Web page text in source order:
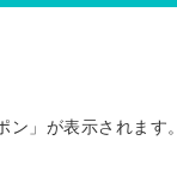
」が表示されます。